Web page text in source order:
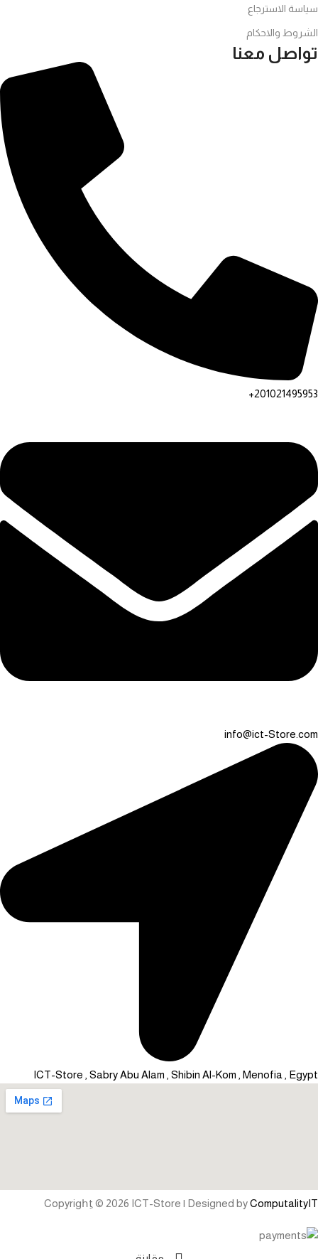
سياسة الاسترجاع
الشروط والاحكام
تواصل معنا
201021495953+
info@ict-Store.com
ICT-Store , Sabry Abu Alam , Shibin Al-Kom , Menofia , Egypt
Copyrighِt © 2026 ICT-Store | Designed byComputalityIT